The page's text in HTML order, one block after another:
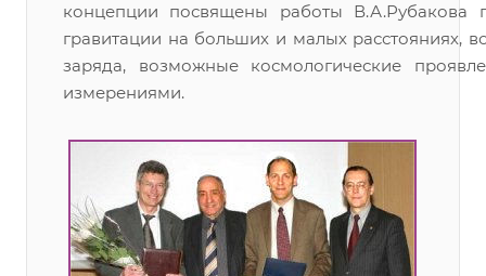
концепции посвящены работы В.А.Рубакова
гравитации на больших и малых расстояниях,
заряда, возможные космологические
измерениями.